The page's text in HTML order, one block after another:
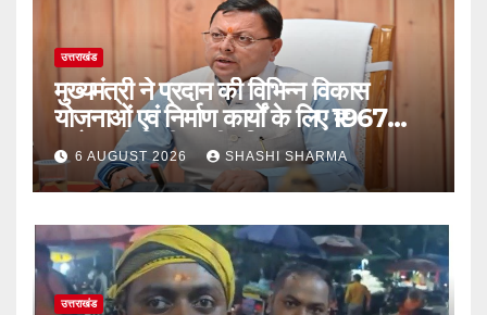
उत्तराखंड
मुख्यमंत्री ने प्रदान की विभिन्न विकास
योजनाओं एवं निर्माण कार्यों के लिए ₹1967
करोड़ की वित्तीय स्वीकृति
6 AUGUST 2026 SHASHI SHARMA
उत्तराखंड